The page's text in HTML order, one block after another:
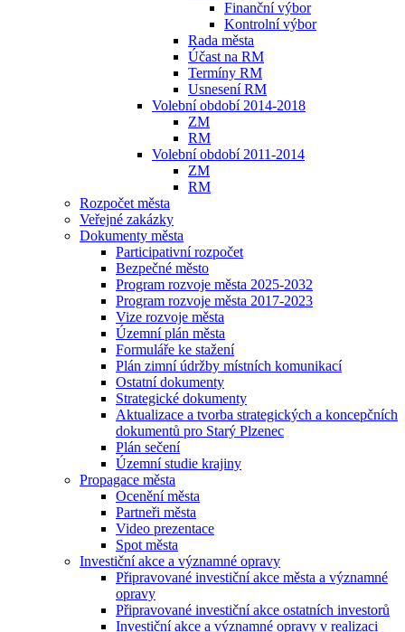
Finanční výbor
Kontrolní výbor
Rada města
Účast na RM
Termíny RM
Usnesení RM
Volební období 2014-2018
ZM
RM
Volební období 2011-2014
ZM
RM
Rozpočet města
Veřejné zakázky
Dokumenty města
Participativní rozpočet
Bezpečné město
Program rozvoje města 2025-2032
Program rozvoje města 2017-2023
Vize rozvoje města
Územní plán města
Formuláře ke stažení
Plán zimní údržby místních komunikací
Ostatní dokumenty
Strategické dokumenty
Aktualizace a tvorba strategických a koncepčních
dokumentů pro Starý Plzenec
Plán sečení
Územní studie krajiny
Propagace města
Ocenění města
Partneři města
Video prezentace
Spot města
Investiční akce a významné opravy
Připravované investiční akce města a významné
opravy
Připravované investiční akce ostatních investorů
Investiční akce a významné opravy v realizaci